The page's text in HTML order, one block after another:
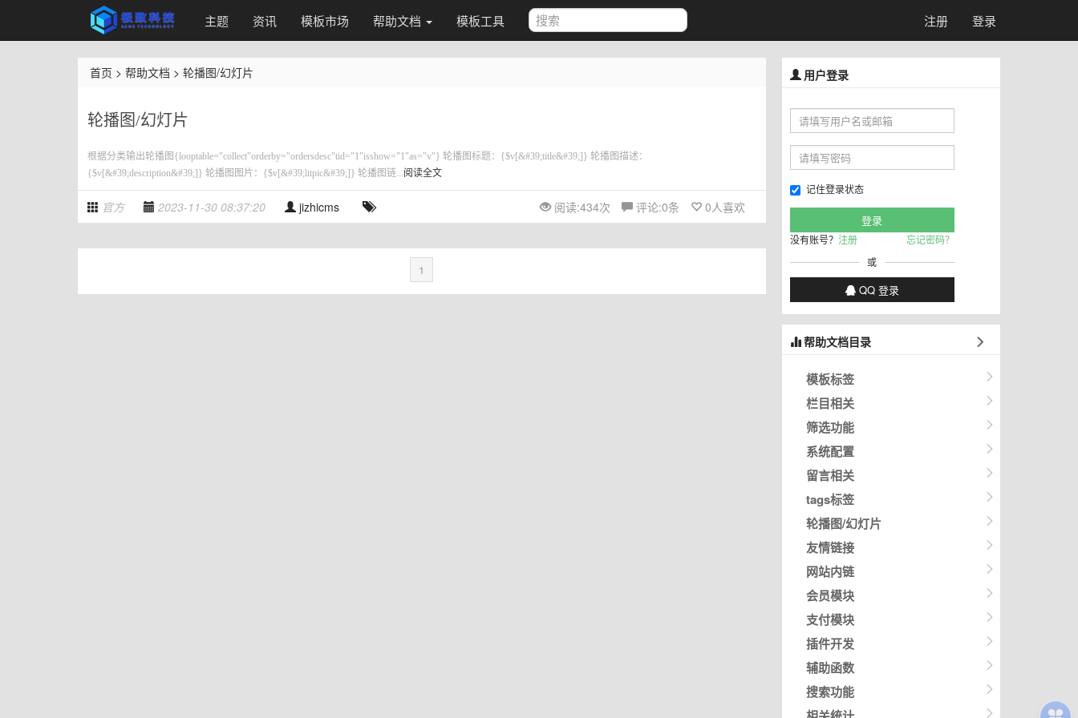
主题 资讯 模板市场 帮助文档 模板工具 注册 登录
首页 > 帮助文档 > 轮播图/幻灯片
轮播图/幻灯片
根据分类输出轮播图{looptable="collect"orderby="ordersdesc"tid="1"isshow="1"as="v"} 轮播图标题：{$v[&#39;title&#39;]} 轮播图描述：
{$v[&#39;description&#39;]} 轮播图图片：{$v[&#39;litpic&#39;]} 轮播图链...阅读全文
官方 2023-11-30 08:37:20 jizhicms 阅读:434次 评论:0条 0人喜欢
1
用户登录
记住登录状态
没有账号？ 注册
忘记密码？
或
QQ 登录
帮助文档目录
模板标签
栏目相关
筛选功能
系统配置
留言相关
tags标签
轮播图/幻灯片
友情链接
网站内链
会员模块
支付模块
插件开发
辅助函数
搜索功能